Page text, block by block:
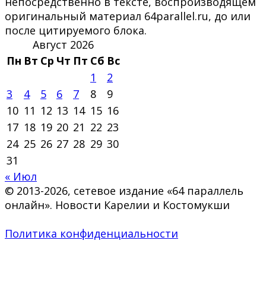
оригинальный материал 64parallel.ru, до или
после цитируемого блока.
Август 2026
Пн Вт Ср Чт Пт Сб Вс
1
2
3
4 5 6 7 8
9
10 11 12 13 14 15 16
17 18 19 20 21 22 23
24 25 26 27 28 29 30
31
« Июл
© 2013-2026, сетевое издание «64 параллель
онлайн». Новости Карелии и Костомукши
Политика конфиденциальности